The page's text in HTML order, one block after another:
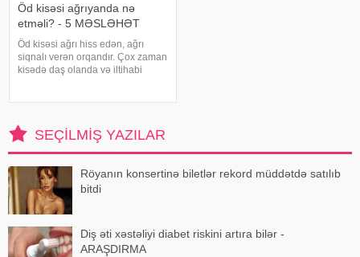
Öd kisəsi ağrıyanda nə
etməli? - 5 MƏSLƏHƏT
Öd kisəsi ağrı hiss edən, ağrı
siqnalı verən orqandır. Çox zaman
kisədə daş olanda və iltihabi
SEÇILMIŞ YAZILAR
Röyanın konsertinə biletlər rekord müddətdə satılıb
bitdi
Diş əti xəstəliyi diabet riskini artıra bilər -
ARAŞDIRMA